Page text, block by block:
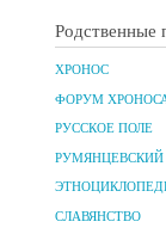
Родственные
ХРОНОС
ФОРУМ
РУССКОЕ ПОЛЕ
СЛАВЯНСТВО